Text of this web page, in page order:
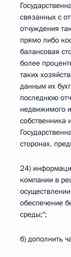
связанных с
отчуждения
прямо либо
балансовая
более
таких
данным их
последнюю
недвижимого
собственника
сторонах,
24)
компании в
обеспечение
среды;";
б) дополнить